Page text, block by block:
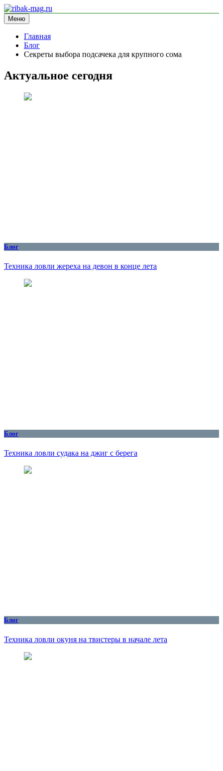
Перейти
к
содержимому
ribak-mag.ru
блог про рыбалку
Меню
Главная
Блог
Секреты выбора подсачека для крупного сома
Актуальное сегодня
Блог
Техника ловли жереха на девон в конце лета
Блог
Техника ловли судака на джиг с берега
Блог
Техника ловли окуня на твистеры в начале лета